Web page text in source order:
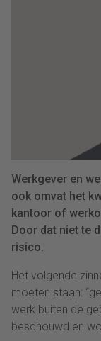
Werkgever en
ook omvat het
kantoor of
Door dat niet te
risico.
Het volgende
moeten staan:
werk buiten de
beschouwd en